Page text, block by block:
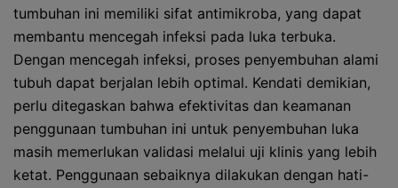
tumbuhan ini memiliki sifat antimikroba, yang dapat
membantu mencegah infeksi pada luka terbuka.
Dengan mencegah infeksi, proses penyembuhan alami
tubuh dapat berjalan lebih optimal. Kendati demikian,
perlu ditegaskan bahwa efektivitas dan keamanan
penggunaan tumbuhan ini untuk penyembuhan luka
masih memerlukan validasi melalui uji klinis yang lebih
ketat. Penggunaan sebaiknya dilakukan dengan hati-